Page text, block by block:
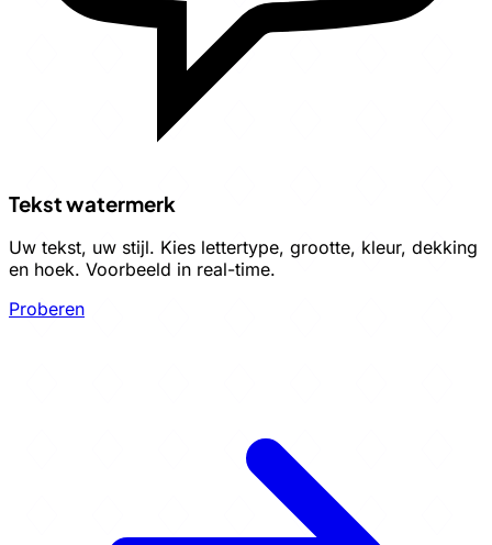
Tekst watermerk
Uw tekst, uw stijl. Kies lettertype, grootte, kleur, dekking
en hoek. Voorbeeld in real-time.
Proberen